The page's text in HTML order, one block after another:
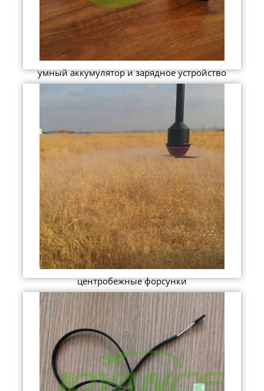
умный аккумулятор и зарядное устройство
центробежные форсунки